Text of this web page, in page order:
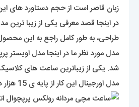
زبان قاصر است از حجم دستاورد های
در اینجا قصد معرفی یکی از زیبا
طراحی، به طور کامل راجع به این
شد. یکی از زیباترین ساعت های
مدل اورجینال این کار از پایه ی 15 هزار دلار خواهد داشت که اگر در متریال از طلا یا فلز خاص استفاده بشود ارزشی بیشتر از این عدد خواهد داشت.